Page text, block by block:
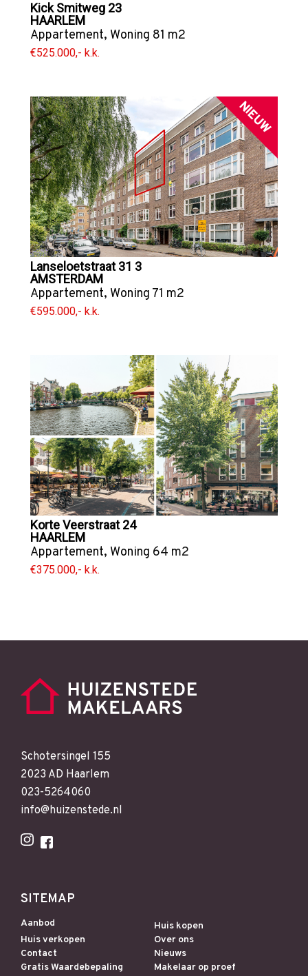
Kick Smitweg 23
HAARLEM
Appartement, Woning 81 m2
€525.000,- k.k.
NIEUW
Lanseloetstraat 31 3
AMSTERDAM
Appartement, Woning 71 m2
€595.000,- k.k.
Korte Veerstraat 24
HAARLEM
Appartement, Woning 64 m2
€375.000,- k.k.
Schotersingel 155
2023 AD Haarlem
023-5264060
info@huizenstede.nl
SITEMAP
Aanbod
Huis kopen
Huis verkopen
Over ons
Contact
Nieuws
Gratis Waardebepaling
Makelaar op proef